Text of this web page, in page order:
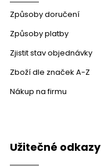
Způsoby doručení
Způsoby platby
Zjistit stav objednávky
Zboží dle značek A-Z
Nákup na firmu
Užitečné odkazy